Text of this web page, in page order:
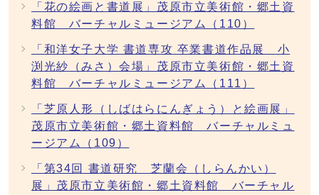
「花の絵画と書道展」茂原市立美術館・郷土資
料館 バーチャルミュージアム（110）
「和洋女子大学 書道専攻 卒業書道作品展 小
渕光紗（みさ）会場」茂原市立美術館・郷土資
料館 バーチャルミュージアム（111）
「芝原人形（しばはらにんぎょう）と絵画展」
茂原市立美術館・郷土資料館 バーチャルミュ
ージアム（109）
「第34回 書道研究 芝蘭会（しらんかい）
展」茂原市立美術館・郷土資料館 バーチャル